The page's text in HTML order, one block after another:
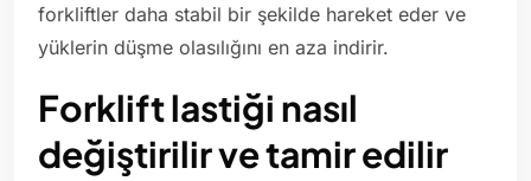
forkliftler daha stabil bir şekilde hareket eder ve
yüklerin düşme olasılığını en aza indirir.
Forklift lastiği nasıl
değiştirilir ve tamir edilir